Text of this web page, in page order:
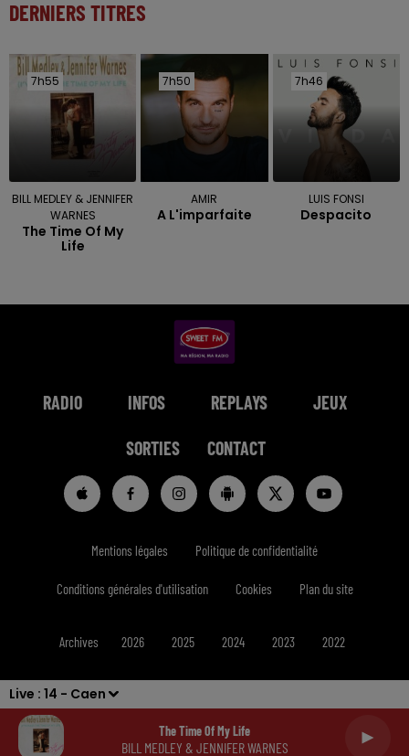
Live : 14 - Caen
The Time Of My Life
BILL MEDLEY & JENNIFER WARNES
DERNIERS TITRES
7h55
7h55
BILL MEDLEY & JENNIFER
WARNES
The Time Of My
Life
7h50
7h50
AMIR
A L'imparfaite
7h46
7h46
LUIS FONSI
Despacito
RADIO INFOS REPLAYS JEUX
SORTIES CONTACT
Mentions légales Politique de confidentialité
Conditions générales d'utilisation Cookies Plan du site
Archives 2026 2025 2024 2023 2022